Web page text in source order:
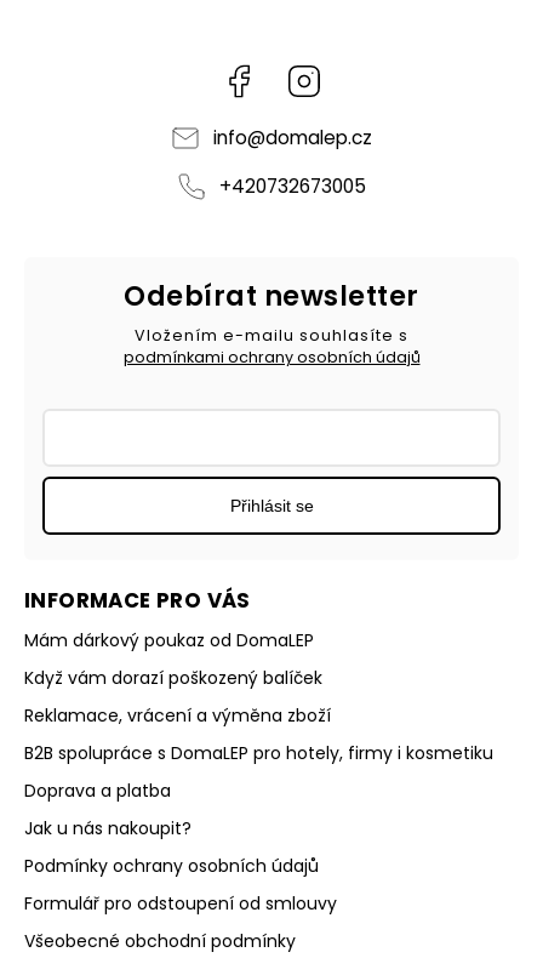
Facebook
info@domalep.cz
+420732673005
INFORMACE PRO VÁS
Mám dárkový poukaz od DomaLEP
Když vám dorazí poškozený balíček
Reklamace, vrácení a výměna zboží
B2B spolupráce s DomaLEP pro hotely, firmy i kosmetiku
Doprava a platba
Jak u nás nakoupit?
Podmínky ochrany osobních údajů
Formulář pro odstoupení od smlouvy
Všeobecné obchodní podmínky
Odebírat newsletter
Vložením e-mailu souhlasíte s
podmínkami ochrany osobních údajů
Přihlásit se